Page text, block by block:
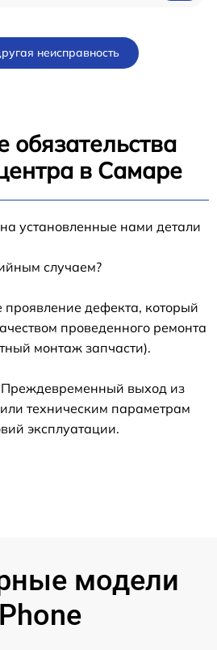
неисправность
обязательства
в Самаре
установленные нами детали
случаем?
проявление дефекта, который
проведенного ремонта
монтаж запчасти).
выход из
или техническим параметрам
эксплуатации.
модели